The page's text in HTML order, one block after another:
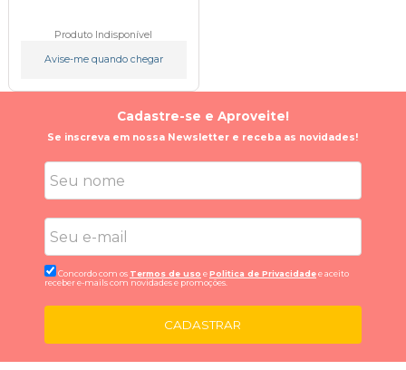
Produto Indisponível
Avise-me quando chegar
Cadastre-se e Aproveite!
Se inscreva em nossa Newsletter e receba as novidades!
Concordo com os Termos de uso ePolitica de Privacidadee aceito
receber e-mails com novidades e promoções.
CADASTRAR